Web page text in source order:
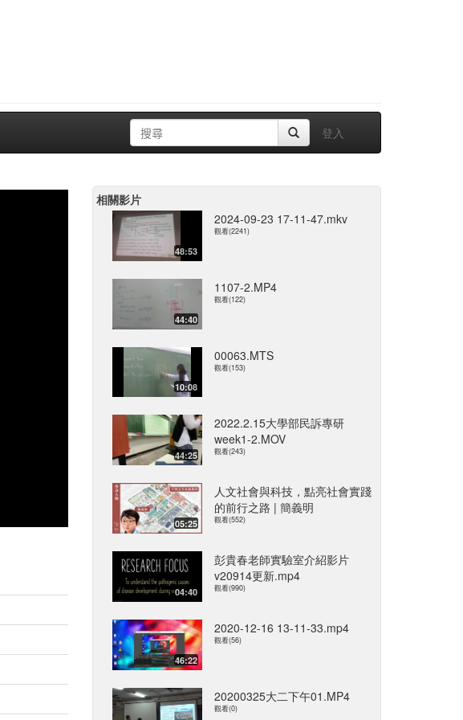
登入
相關影片
48:53
2024-09-23 17-11-47.mkv
觀看(2241)
44:40
1107-2.MP4
觀看(122)
10:08
00063.MTS
觀看(153)
44:25
2022.2.15大學部民訴專研
week1-2.MOV
觀看(243)
05:25
人文社會與科技，點亮社會實踐
的前行之路 | 簡義明
觀看(552)
04:40
彭貴春老師實驗室介紹影片
v20914更新.mp4
觀看(990)
46:22
2020-12-16 13-11-33.mp4
觀看(56)
20200325大二下午01.MP4
觀看(0)